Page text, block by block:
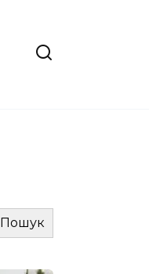
Пошук